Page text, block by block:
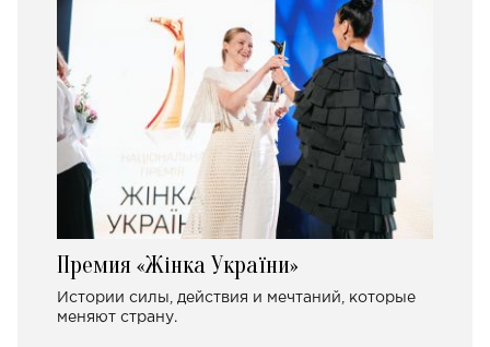
Премия «Жінка України»
Истории силы, действия и мечтаний, которые
меняют страну.